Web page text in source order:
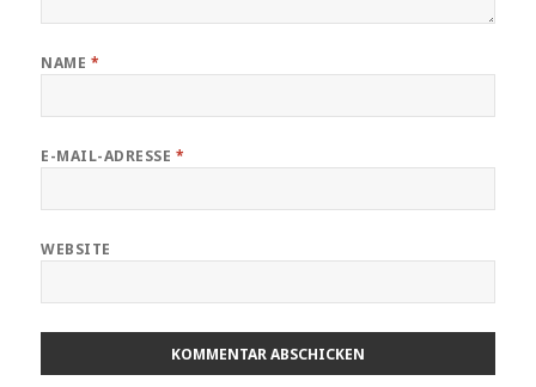
NAME *
E-MAIL-ADRESSE *
WEBSITE